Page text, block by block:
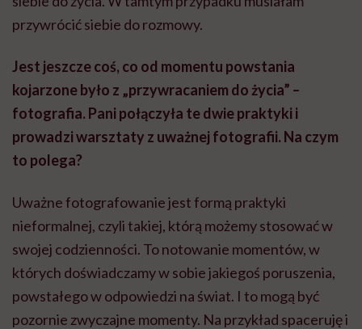
przywrócić siebie do rozmowy.
Jest jeszcze coś, co od momentu powstania
kojarzone było z „przywracaniem do życia” –
fotografia. Pani połączyła te dwie praktyki i
prowadzi warsztaty z uważnej fotografii. Na czym
to polega?
Uważne fotografowanie jest formą praktyki
nieformalnej, czyli takiej, którą możemy stosować w
swojej codzienności. To notowanie momentów, w
których doświadczamy w sobie jakiegoś poruszenia,
powstałego w odpowiedzi na świat. I to mogą być
pozornie zwyczajne momenty. Na przykład spaceruję i